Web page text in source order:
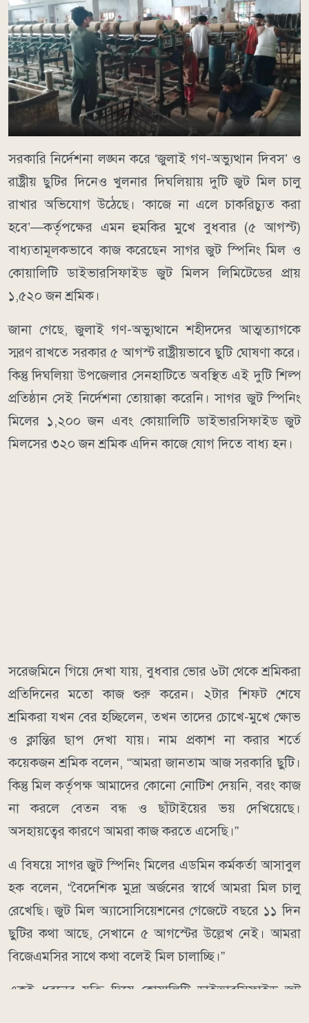
সরকারি নির্দেশনা লঙ্ঘন করে ‘জুলাই গণ-অভ্যুত্থান দিবস’ ও
রাষ্ট্রীয় ছুটির দিনেও খুলনার দিঘলিয়ায় দুটি জুট মিল চালু
রাখার অভিযোগ উঠেছে। ‘কাজে না এলে চাকরিচ্যুত করা
হবে’—কর্তৃপক্ষের এমন হুমকির মুখে বুধবার (৫ আগস্ট)
বাধ্যতামূলকভাবে কাজ করেছেন সাগর জুট স্পিনিং মিল ও
কোয়ালিটি ডাইভারসিফাইড জুট মিলস লিমিটেডের প্রায়
১,৫২০ জন শ্রমিক।
জানা গেছে, জুলাই গণ-অভ্যুত্থানে শহীদদের আত্মত্যাগকে
স্মরণ রাখতে সরকার ৫ আগস্ট রাষ্ট্রীয়ভাবে ছুটি ঘোষণা করে।
কিন্তু দিঘলিয়া উপজেলার সেনহাটিতে অবস্থিত এই দুটি শিল্প
প্রতিষ্ঠান সেই নির্দেশনা তোয়াক্কা করেনি। সাগর জুট স্পিনিং
মিলের ১,২০০ জন এবং কোয়ালিটি ডাইভারসিফাইড জুট
মিলসের ৩২০ জন শ্রমিক এদিন কাজে যোগ দিতে বাধ্য হন।
সরেজমিনে গিয়ে দেখা যায়, বুধবার ভোর ৬টা থেকে শ্রমিকরা
প্রতিদিনের মতো কাজ শুরু করেন। ২টার শিফট শেষে
শ্রমিকরা যখন বের হচ্ছিলেন, তখন তাদের চোখে-মুখে ক্ষোভ
ও ক্লান্তির ছাপ দেখা যায়। নাম প্রকাশ না করার শর্তে
কয়েকজন শ্রমিক বলেন, “আমরা জানতাম আজ সরকারি ছুটি।
কিন্তু মিল কর্তৃপক্ষ আমাদের কোনো নোটিশ দেয়নি, বরং কাজ
না করলে বেতন বন্ধ ও ছাঁটাইয়ের ভয় দেখিয়েছে।
অসহায়ত্বের কারণে আমরা কাজ করতে এসেছি।”
এ বিষয়ে সাগর জুট স্পিনিং মিলের এডমিন কর্মকর্তা আসাবুল
হক বলেন, “বৈদেশিক মুদ্রা অর্জনের স্বার্থে আমরা মিল চালু
রেখেছি। জুট মিল অ্যাসোসিয়েশনের গেজেটে বছরে ১১ দিন
ছুটির কথা আছে, সেখানে ৫ আগস্টের উল্লেখ নেই। আমরা
বিজেএমসির সাথে কথা বলেই মিল চালাচ্ছি।”
একই ধরনের যুক্তি দিয়ে কোয়ালিটি ডাইভারসিফাইড জুট